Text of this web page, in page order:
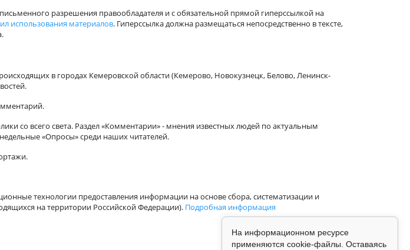
разрешения правообладателя и с обязательной прямой гиперссылкой на
использования материалов. Гиперссылка должна размещаться непосредственно в тексте,
в городах Кемеровской области (Кемерово, Новокузнецк, Белово, Ленинск-
со всего света. Раздел «Комментарии» - мнения известных людей по актуальным
«Опросы» среди наших читателей.
технологии предоставления информации на основе сбора, систематизации и
на территории Российской Федерации). Подробная информация
На информационном ресурсе
применяются cookie-файлы. Оставаясь